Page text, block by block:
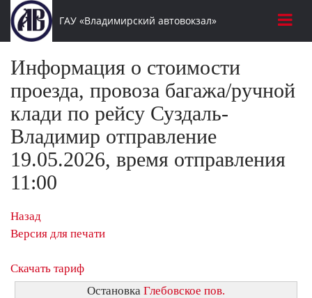
ГАУ «Владимирский автовокзал»
Информация о стоимости
проезда, провоза багажа/ручной
клади по рейсу Суздаль-
Владимир отправление
19.05.2026, время отправления
11:00
Назад
Версия для печати
Скачать тариф
Остановка Глебовское пов.